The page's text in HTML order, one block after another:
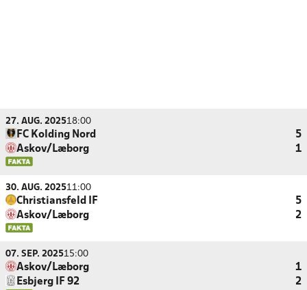
27. AUG. 202518:00
FC Kolding Nord
5
Askov/Læborg
1
30. AUG. 202511:00
Christiansfeld IF
5
Askov/Læborg
2
07. SEP. 202515:00
Askov/Læborg
1
Esbjerg IF 92
2